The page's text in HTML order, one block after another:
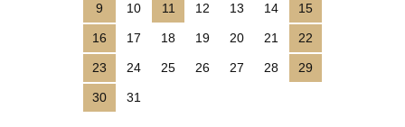
9 10 11 12 13 14 15
16 17 18 19 20 21 22
23 24 25 26 27 28 29
30 31